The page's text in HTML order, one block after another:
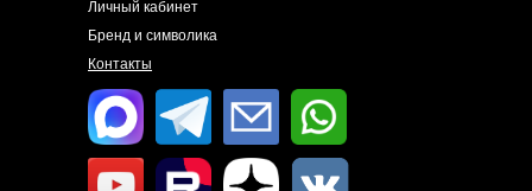
Личный кабинет
Бренд и символика
Контакты